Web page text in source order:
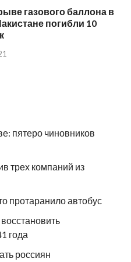
газового баллона в
погибли 10
пятеро чиновников
трех компаний из
протаранило автобус
года
россиян